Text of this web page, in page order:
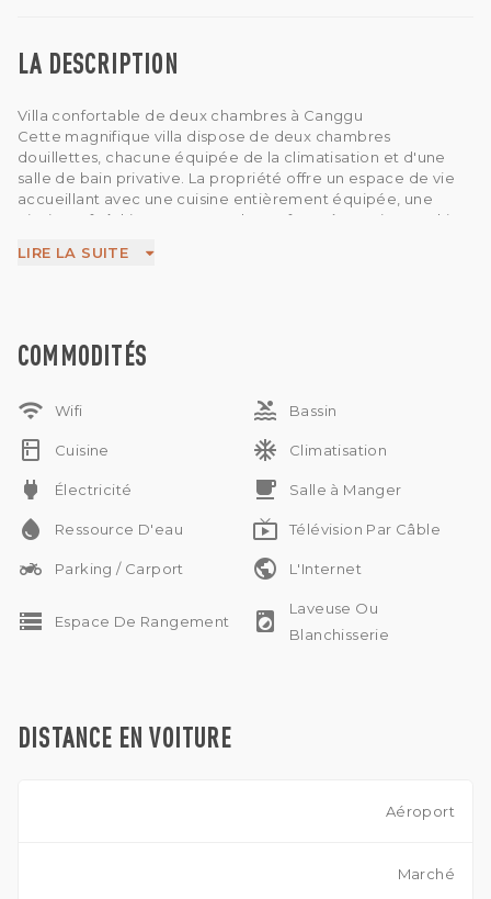
LA DESCRIPTION
Villa confortable de deux chambres à Canggu
Cette magnifique villa dispose de deux chambres
douillettes, chacune équipée de la climatisation et d'une
salle de bain privative. La propriété offre un espace de vie
accueillant avec une cuisine entièrement équipée, une
piscine rafraîchissante et tout le confort nécessaire : parking
café et boîte à musique pour des moments de détente.
Recreation Club à seulement 1,8 km. Des restaurants locaux
sont accessibles en 5 minutes à pied, et les plages d'Echo et
offre ainsi un parfait équilibre entre confort et praticité dans
LIRE LA SUITE
COMMODITÉS
wifi Wifi pool Bassin
kitchen Cuisine ac_unit Climatisation
power Électricité free_breakfast Salle à Manger
water_drop Ressource D'eau live_tv Télévision Par Câble
two_wheeler Parking / Carport public L'Internet
storage Espace De Rangement local_laundry_service
Laveuse Ou
Blanchisserie
DISTANCE EN VOITURE
Aéroport
Marché